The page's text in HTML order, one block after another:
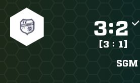
:
[3 : 1]